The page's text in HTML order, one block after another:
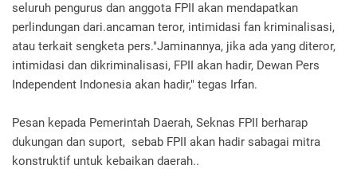
seluruh pengurus dan anggota FPII akan mendapatkan
perlindungan dari.ancaman teror, intimidasi fan kriminalisasi,
atau terkait sengketa pers."Jaminannya, jika ada yang diteror,
intimidasi dan dikriminalisasi, FPII akan hadir, Dewan Pers
Independent Indonesia akan hadir," tegas Irfan.
Pesan kepada Pemerintah Daerah, Seknas FPII berharap
dukungan dan suport, sebab FPII akan hadir sabagai mitra
konstruktif untuk kebaikan daerah..